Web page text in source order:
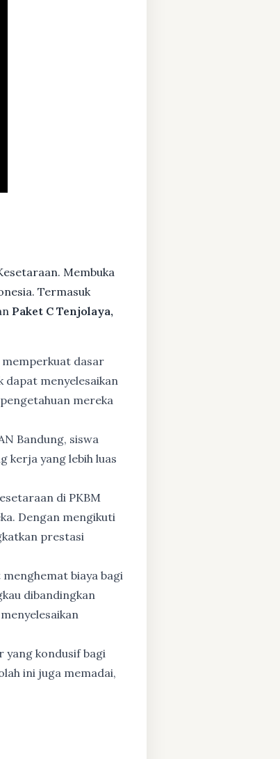
Membuka
Termasuk
Paket C Tenjolaya,
memperkuat dasar
dapat menyelesaikan
mereka
Bandung, siswa
kerja yang lebih luas
di PKBM
Dengan mengikuti
prestasi
biaya bagi
dibandingkan
yang kondusif bagi
ini juga memadai,